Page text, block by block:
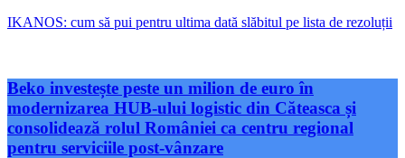
IKANOS: cum să pui pentru ultima dată slăbitul pe lista de rezoluții
Beko investește peste un milion de euro în
modernizarea HUB-ului logistic din Căteasca și
consolidează rolul României ca centru regional
pentru serviciile post-vânzare